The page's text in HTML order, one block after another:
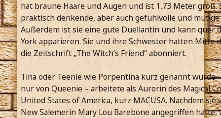
hat braune Haare und Augen und ist 1,73 Meter groß.
praktisch denkende, aber auch gefühlvolle und
Außerdem ist sie eine gute Duellantin und kann quer
York apparieren. Sie und ihre Schwester hatten Mitte
die Zeitschrift „The Witch’s Friend“ abonniert.
Tina oder Teenie wie Porpentina kurz genannt wurde
nur von Queenie – arbeitete als Aurorin des Magical
United States of America, kurz MACUSA. Nachdem sie
New Salemerin Mary Lou Barebone angegriffen hatte,